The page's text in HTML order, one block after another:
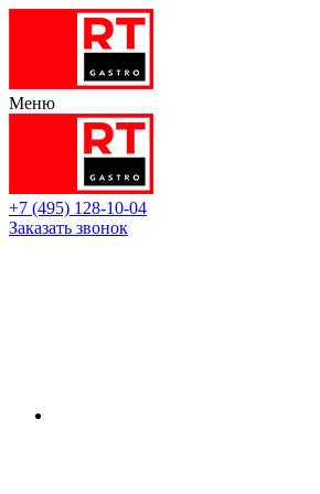
Меню
+7 (495) 128-10-04
Заказать звонок